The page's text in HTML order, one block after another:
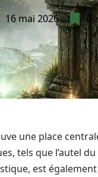
16 mai 2026
une place
tels que l’autel
est